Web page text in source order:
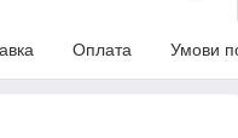
Оплата Умови